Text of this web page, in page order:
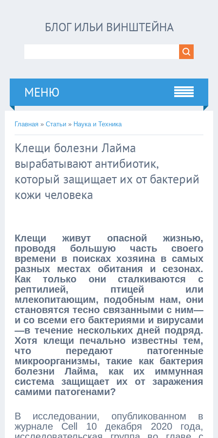
БЛОГ ИЛЬИ ВИНШТЕЙНА
МЕНЮ
Главная » Статьи » Наука и Техника
Клещи болезни Лайма
вырабатывают антибиотик,
который защищает их от бактерий
кожи человека
Клещи живут опасной жизнью,
проводя большую часть своего
времени в поисках хозяина в самых
разных местах обитания и сезонах.
Как только они сталкиваются с
рептилией, птицей или
млекопитающим, подобным нам, они
становятся тесно связанными с ним—
и со всеми его бактериями и вирусами
—в течение нескольких дней подряд.
Хотя клещи печально известны тем,
что передают патогенные
микроорганизмы, такие как бактерия
болезни Лайма, как их иммунная
система защищает их от заражения
самими патогенами?
В исследовании, опубликованном в
журнале Cell 10 декабря 2020 года,